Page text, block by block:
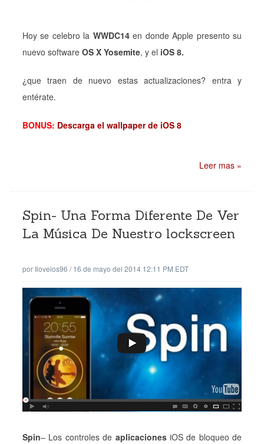
Hoy se celebro la WWDC14en donde Apple presento su
nuevo software OS X Yosemite, y el iOS 8.
¿que traen de nuevo estas actualizaciones? entra y
entérate.
BONUS: Descarga el wallpaper de iOS 8
Leer mas »
Spin- Una Forma Diferente De Ver
La Música De Nuestro lockscreen
por Iloveios96 /16 de mayo del 2014 12:11 PM EDT
Spin– Los controles de aplicacionesiOS de bloqueo de